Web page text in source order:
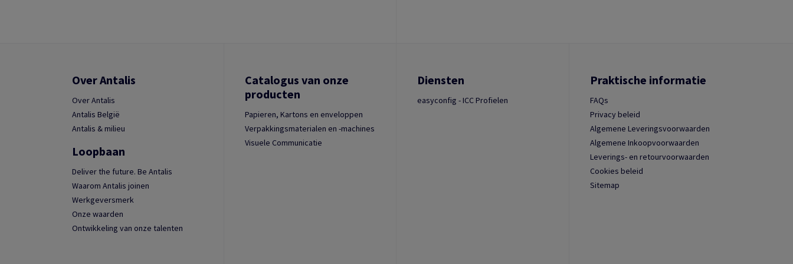
Over Antalis
Over Antalis
Antalis België
Antalis & milieu
Loopbaan
Deliver the future. Be Antalis
Waarom Antalis joinen
Werkgeversmerk
Onze waarden
Ontwikkeling van onze talenten
Catalogus van onze
producten
Papieren, Kartons en enveloppen
Verpakkingsmaterialen en -machines
Visuele Communicatie
Diensten
easyconfig - ICC Profielen
Praktische informatie
FAQs
Privacy beleid
Algemene Leveringsvoorwaarden
Algemene Inkoopvoorwaarden
Leverings- en retourvoorwaarden
Cookies beleid
Sitemap